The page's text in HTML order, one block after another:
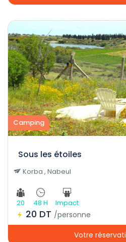
Camping
Sous les étoiles
Korba , Nabeul
20 48 H Impact
20 DT /personne
Votre